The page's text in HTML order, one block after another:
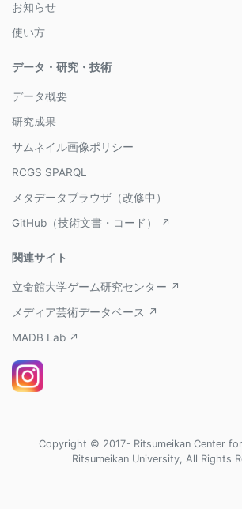
お知らせ
使い方
データ・研究・技術
データ概要
研究成果
サムネイル画像ポリシー
RCGS SPARQL
メタデータブラウザ（改修中）
GitHub（技術文書・コード） ↗
関連サイト
立命館大学ゲーム研究センター ↗
メディア芸術データベース ↗
MADB Lab ↗
Copyright © 2017- Ritsumeikan Center
Ritsumeikan University, All Rights